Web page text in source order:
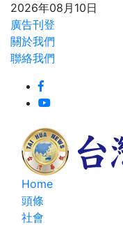
2026年08月10日
廣告刊登
關於我們
聯絡我們
Home
頭條
社會